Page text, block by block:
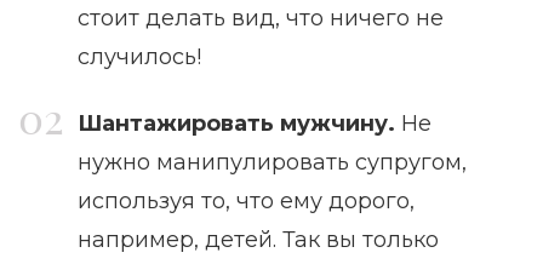
стоит делать вид, что ничего не
случилось!
Шантажировать мужчину. Не
нужно манипулировать супругом,
используя то, что ему дорого,
например, детей. Так вы только